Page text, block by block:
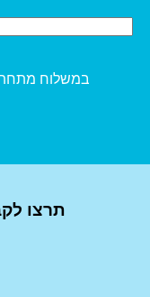
תרצו